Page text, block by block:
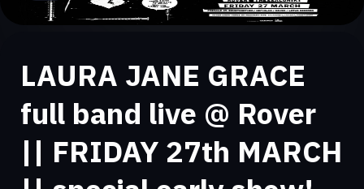
LAURA JANE GRACE
full band live @ Rover
|| FRIDAY 27th MARCH